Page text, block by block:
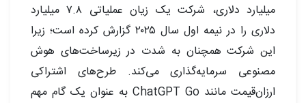
میلیارد دلاری، شرکت یک زیان عملیاتی ۷.۸ میلیارد
دلاری را در نیمه اول سال ۲۰۲۵ گزارش کرده است؛ زیرا
این شرکت همچنان به شدت در زیرساخت‌های هوش
مصنوعی سرمایه‌گذاری می‌کند. طرح‌های اشتراکی
ارزان‌قیمت مانند ChatGPT Go به عنوان یک گام مهم